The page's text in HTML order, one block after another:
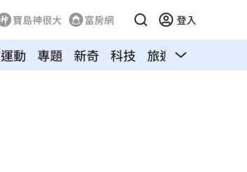
寶島神很大 富房網 登入
運動 專題 新奇 科技 旅遊 汽車